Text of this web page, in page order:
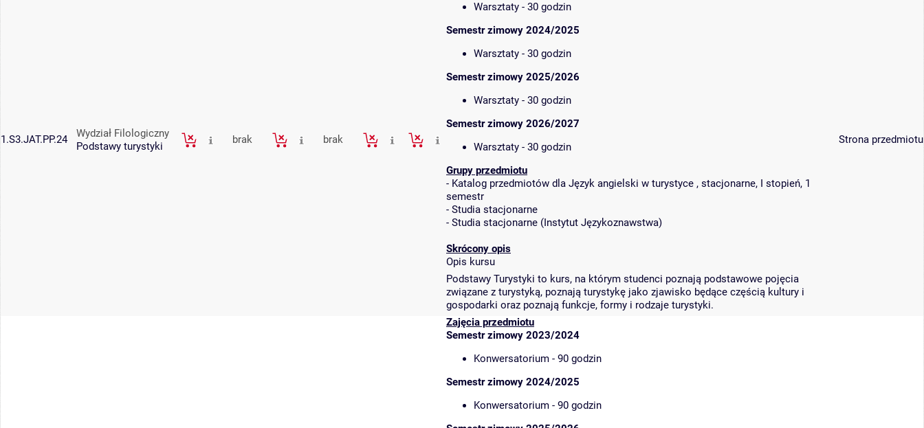
1.S3.JAT.PP.24
Wydział Filologiczny
Podstawy turystyki
brak brak
Warsztaty - 30 godzin
Semestr zimowy 2024/2025
Warsztaty - 30 godzin
Semestr zimowy 2025/2026
Warsztaty - 30 godzin
Semestr zimowy 2026/2027
Warsztaty - 30 godzin
Grupy przedmiotu
- Katalog przedmiotów dla Język angielski w turystyce , stacjonarne, I stopień, 1
semestr
- Studia stacjonarne
- Studia stacjonarne (Instytut Językoznawstwa)
Skrócony opis
Opis kursu
Podstawy Turystyki to kurs, na którym studenci poznają podstawowe pojęcia
związane z turystyką, poznają turystykę jako zjawisko będące częścią kultury i
gospodarki oraz poznają funkcje, formy i rodzaje turystyki.
Strona przedmiotu
Zajęcia przedmiotu
Semestr zimowy 2023/2024
Konwersatorium - 90 godzin
Semestr zimowy 2024/2025
Konwersatorium - 90 godzin